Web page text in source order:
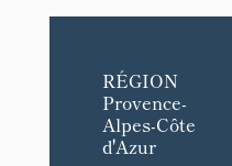
RÉGION
Provence-
Alpes-Côte
d'Azur